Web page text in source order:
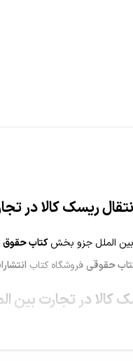
ریسک کالا در
بین الملل جزو بخشکتاب حقوق
حقوقیفروشگاه کتاب
کالا در تجارت بین
فروش بین المللی کالا